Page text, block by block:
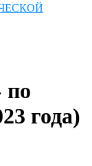
по
года)